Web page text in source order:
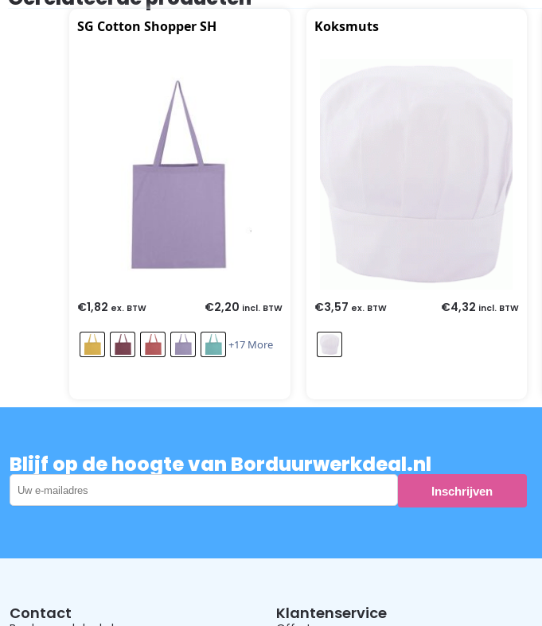
SG Cotton Shopper SH
€1,82 ex. BTW €2,20 incl. BTW
+17 More
Koksmuts
€3,57 ex. BTW €4,32 incl. BTW
Blijf op de hoogte van Borduurwerkdeal.nl
Contact Klantenservice